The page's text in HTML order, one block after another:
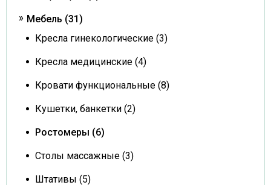
Мебель (31)
Кресла гинекологические (3)
Кресла медицинские (4)
Кровати функциональные (8)
Кушетки, банкетки (2)
Ростомеры (6)
Столы массажные (3)
Штативы (5)